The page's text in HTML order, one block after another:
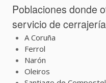
Poblaciones donde
servicio de
A Coruña
Ferrol
Narón
Oleiros